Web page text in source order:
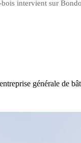
bois intervient sur
générale de